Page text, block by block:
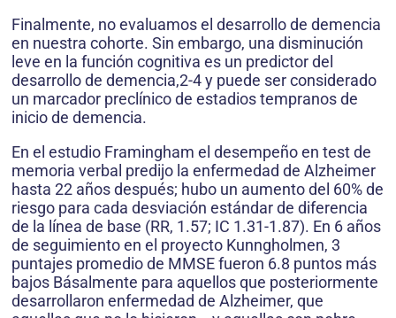
Finalmente, no evaluamos el desarrollo de demencia
en nuestra cohorte. Sin embargo, una disminución
leve en la función cognitiva es un predictor del
desarrollo de demencia,2-4 y puede ser considerado
un marcador preclínico de estadios tempranos de
inicio de demencia.
En el estudio Framingham el desempeño en test de
memoria verbal predijo la enfermedad de Alzheimer
hasta 22 años después; hubo un aumento del 60% de
riesgo para cada desviación estándar de diferencia
de la línea de base (RR, 1.57; IC 1.31-1.87). En 6 años
de seguimiento en el proyecto Kunngholmen, 3
puntajes promedio de MMSE fueron 6.8 puntos más
bajos Básalmente para aquellos que posteriormente
desarrollaron enfermedad de Alzheimer, que